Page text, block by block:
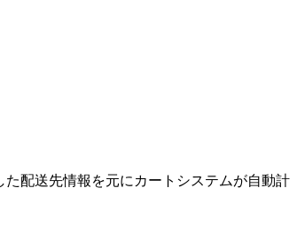
配送先情報を元にカートシステムが自動計